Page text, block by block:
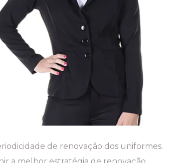
de renovação dos uniformes.